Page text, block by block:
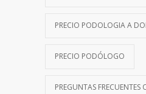
PRECIO PODOLOGIA A
PRECIO PODÓLOGO
PREGUNTAS FRECUENTES